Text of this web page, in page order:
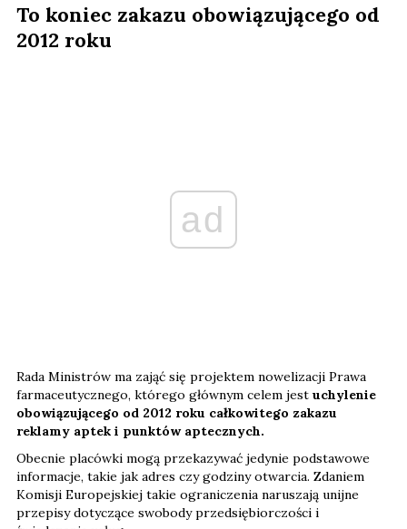
To koniec zakazu obowiązującego od
2012 roku
ad
Rada Ministrów ma zająć się projektem nowelizacji Prawa
farmaceutycznego, którego głównym celem jest uchylenie
obowiązującego od 2012 roku całkowitego zakazu
reklamy aptek i punktów aptecznych.
Obecnie placówki mogą przekazywać jedynie podstawowe
informacje, takie jak adres czy godziny otwarcia. Zdaniem
Komisji Europejskiej takie ograniczenia naruszają unijne
przepisy dotyczące swobody przedsiębiorczości i